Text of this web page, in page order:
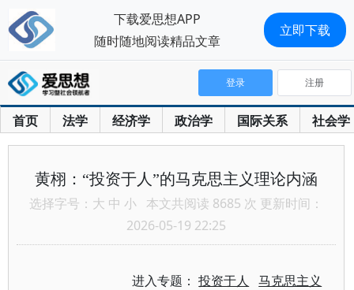
首页 法学 经济学 政治学 国际关系 社会学
登录 注册
黄栩：“投资于人”的马克思主义理论内涵
选择字号： 大 中 小 本文共阅读 8685 次 更新时间：
2026-05-19 22:25
进入专题：投资于人 马克思主义
下载爱思想APP
随时随地阅读精品文章
立即下载